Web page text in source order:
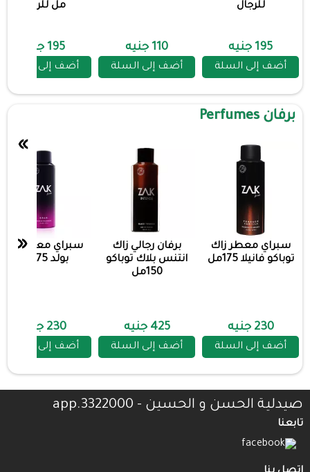
للرجال
195 جنيه
أضف إلى السلة
110 جنيه
أضف إلى السلة
مل للرجال
195 جنيه
أضف إلى السلة
برفان Perfumes
سبراي معطر زاك
توباكو فانيلا 175مل
230 جنيه
أضف إلى السلة
برفان رجالي زاك
انتنس بلاك توباكو
150مل
425 جنيه
أضف إلى السلة
سبراي معطر زاك
بولد 175مل
230 جنيه
أضف إلى السلة
»
«
صيدلية الحسن و الحسين - 3322000.app
تابعنا